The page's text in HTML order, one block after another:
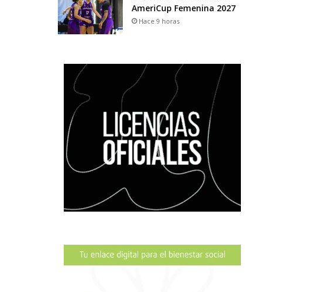
AmeriCup Femenina 2027
Hace 9 horas